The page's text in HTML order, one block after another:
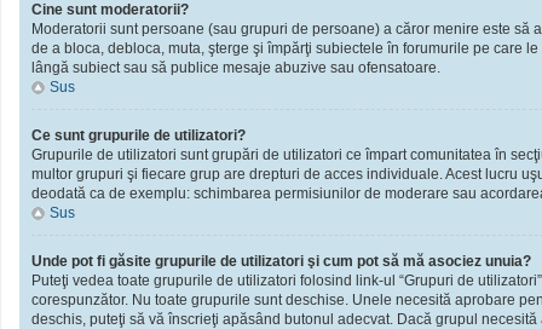
Cine sunt moderatorii?
Moderatorii sunt persoane (sau grupuri de persoane) a căror menire este
de a bloca, debloca, muta, şterge şi împărţi subiectele în forumurile pe care
lângă subiect sau să publice mesaje abuzive sau ofensatoare.
Sus
Ce sunt grupurile de utilizatori?
Grupurile de utilizatori sunt grupări de utilizatori ce împart comunitatea în
multor grupuri şi fiecare grup are drepturi de acces individuale. Acest lucru
deodată ca de exemplu: schimbarea permisiunilor de moderare sau
Sus
Unde pot fi găsite grupurile de utilizatori şi cum pot să mă asociez unuia?
Puteţi vedea toate grupurile de utilizatori folosind link-ul “Grupuri de
corespunzător. Nu toate grupurile sunt deschise. Unele necesită aprobare
deschis, puteţi să vă înscrieţi apăsând butonul adecvat. Dacă grupul